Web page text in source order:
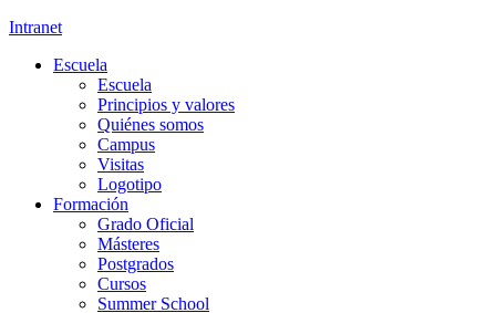
Intranet
Escuela
Escuela
Principios y valores
Quiénes somos
Campus
Visitas
Logotipo
Formación
Grado Oficial
Másteres
Postgrados
Cursos
Summer School